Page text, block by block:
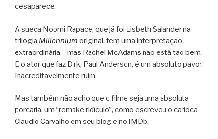
desaparece.
A sueca Noomi Rapace, que já foi Lisbeth Salander na
trilogia Millennium original, tem uma interpretação
extraordinária – mas Rachel McAdams não está tão bem.
E o ator que faz Dirk, Paul Anderson, é um absoluto pavor.
Inacreditavelmente ruim.
Mas também não acho que o filme seja uma absoluta
porcaria, um “remake ridículo”, como escreveu o carioca
Claudio Carvalho em seu blog e no IMDb.